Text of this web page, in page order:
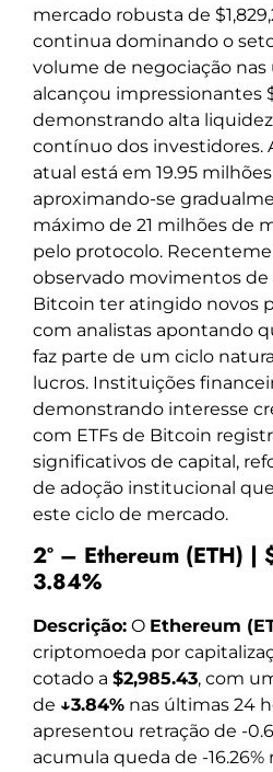
mercado robusta de
continua dominando o
volume de negociação nas
alcançou impressionantes
demonstrando alta
contínuo dos investidores.
atual está em 19.95 milhões
aproximando-se
máximo de 21 milhões de
pelo protocolo.
observado movimentos de
Bitcoin ter atingido novos
com analistas apontando
faz parte de um ciclo
lucros. Instituições
demonstrando interesse
com ETFs de Bitcoin
significativos de capital,
de adoção institucional
este ciclo de mercado.
2º – Ethereum (ETH) |
3.84%
Descrição: O Ethereum
criptomoeda por
cotado a $2,985.43, com
de ↓3.84% nas últimas 24
apresentou retração de -
acumula queda de -16.26%